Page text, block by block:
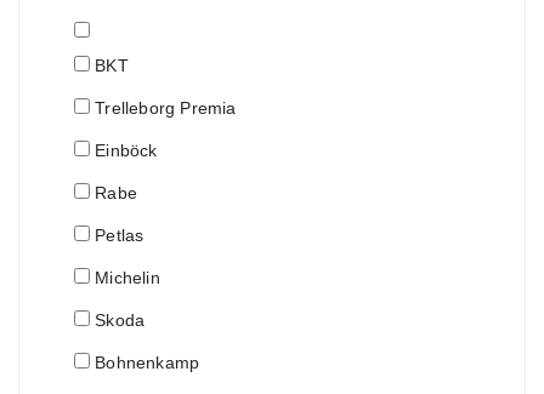
BKT
Trelleborg Premia
Einböck
Rabe
Petlas
Michelin
Skoda
Bohnenkamp